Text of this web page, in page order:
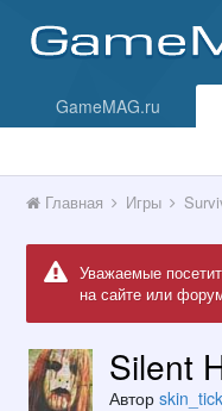
GameMAG.ru
Главная Игры
Уважаемые
на сайте или
Silent
Автор